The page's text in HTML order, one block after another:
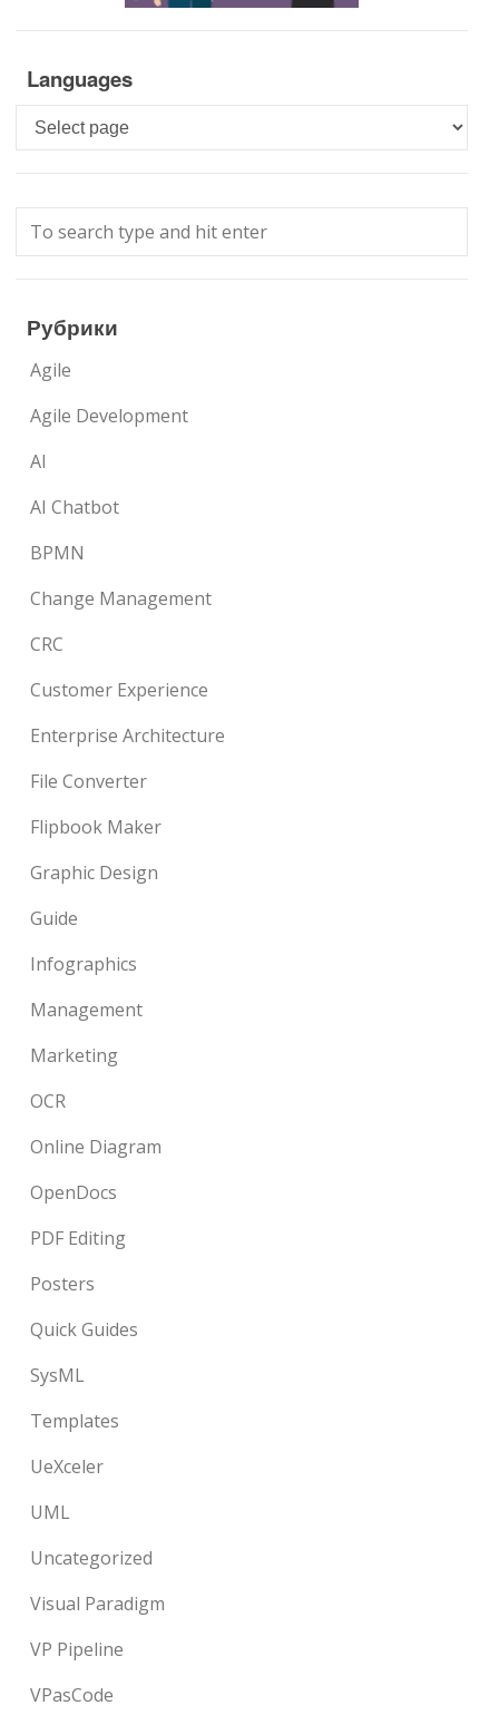
Languages
Languages
Рубрики
Agile
Agile Development
AI
AI Chatbot
BPMN
Change Management
CRC
Customer Experience
Enterprise Architecture
File Converter
Flipbook Maker
Graphic Design
Guide
Infographics
Management
Marketing
OCR
Online Diagram
OpenDocs
PDF Editing
Posters
Quick Guides
SysML
Templates
UeXceler
UML
Uncategorized
Visual Paradigm
VP Pipeline
VPasCode